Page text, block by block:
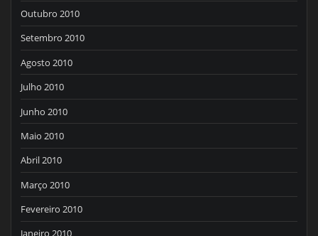
Outubro 2010
Setembro 2010
Agosto 2010
Julho 2010
Junho 2010
Maio 2010
Abril 2010
Março 2010
Fevereiro 2010